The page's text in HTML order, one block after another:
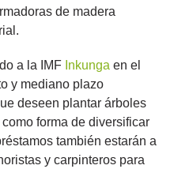
de madera
a la IMF Inkunga en el
y mediano plazo
deseen plantar árboles
forma de diversificar
también estarán a
y carpinteros para